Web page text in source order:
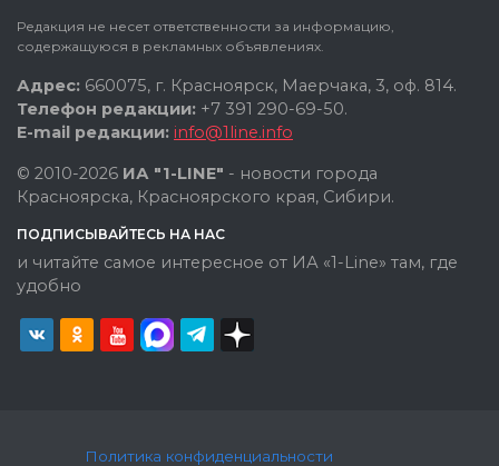
Редакция не несет ответственности за информацию,
содержащуюся в рекламных объявлениях.
Адрес: 660075, г. Красноярск, Маерчака, 3, оф. 814.
Телефон редакции: +7 391 290-69-50.
E-mail редакции: info@1line.info
© 2010-2026 ИА "1-LINE" - новости города
Красноярска, Красноярского края, Сибири.
ПОДПИСЫВАЙТЕСЬ НА НАС
и читайте самое интересное от ИА «1-Line» там, где
удобно
Политика конфиденциальности